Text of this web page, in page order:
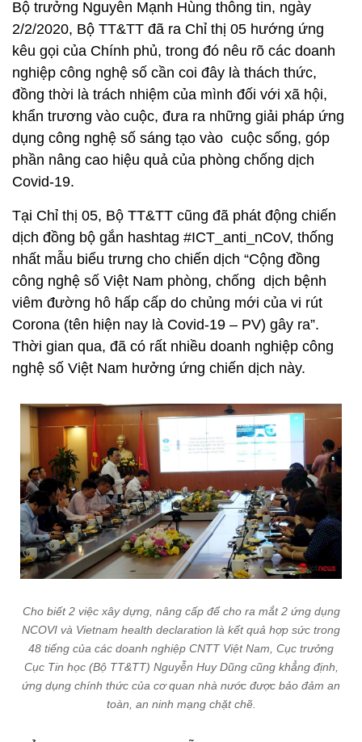
Bộ trưởng Nguyễn Mạnh Hùng thông tin, ngày
2/2/2020, Bộ TT&TT đã ra Chỉ thị 05 hướng ứng
kêu gọi của Chính phủ, trong đó nêu rõ các doanh
nghiệp công nghệ số cần coi đây là thách thức,
đồng thời là trách nhiệm của mình đối với xã hội,
khẩn trương vào cuộc, đưa ra những giải pháp ứng
dụng công nghệ số sáng tạo vào cuộc sống, góp
phần nâng cao hiệu quả của phòng chống dịch
Covid-19.
Tại Chỉ thị 05, Bộ TT&TT cũng đã phát động chiến
dịch đồng bộ gắn hashtag #ICT_anti_nCoV, thống
nhất mẫu biểu trưng cho chiến dịch “Cộng đồng
công nghệ số Việt Nam phòng, chống dịch bệnh
viêm đường hô hấp cấp do chủng mới của vi rút
Corona (tên hiện nay là Covid-19 – PV) gây ra”.
Thời gian qua, đã có rất nhiều doanh nghiệp công
nghệ số Việt Nam hưởng ứng chiến dịch này.
Cho biết 2 việc xây dựng, nâng cấp để cho ra mắt 2 ứng dụng
NCOVI và Vietnam health declaration là kết quả hợp sức trong
48 tiếng của các doanh nghiệp CNTT Việt Nam, Cục trưởng
Cục Tin học (Bộ TT&TT) Nguyễn Huy Dũng cũng khẳng định,
ứng dụng chính thức của cơ quan nhà nước được bảo đảm an
toàn, an ninh mạng chặt chẽ.